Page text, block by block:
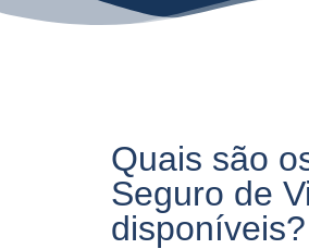
Quais são
Seguro de
disponíveis?